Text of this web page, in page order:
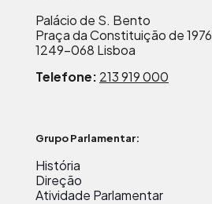
Palácio de S. Bento
Praça da Constituição de 1976
1249-068 Lisboa
Telefone: 213 919 000
Grupo Parlamentar:
História
Direção
Atividade Parlamentar